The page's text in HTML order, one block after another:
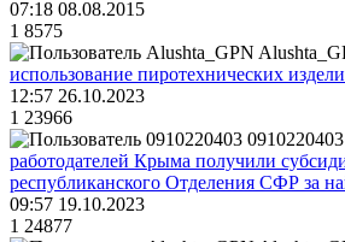
07:18 08.08.2015
1 8575
использование пиротехнических
12:57 26.10.2023
1 23966
0910220403
работодателей Крыма получили
республиканского Отделения СФР за
09:57 19.10.2023
1 24877